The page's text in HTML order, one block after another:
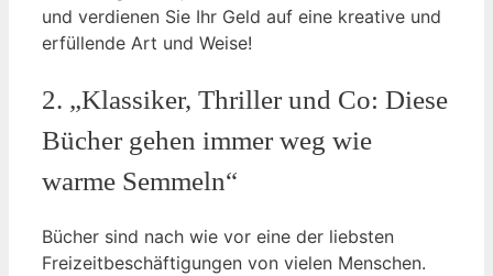
und verdienen Sie Ihr Geld auf eine kreative und
erfüllende Art und Weise!
2. „Klassiker, Thriller und Co: Diese
Bücher gehen immer weg wie
warme Semmeln“
Bücher sind nach wie vor eine der liebsten
Freizeitbeschäftigungen von vielen Menschen.